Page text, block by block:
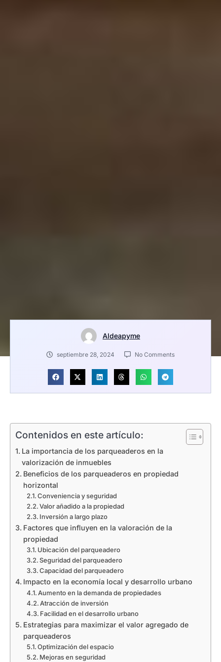
Aldeapyme
septiembre 28, 2024 No Comments
Contenidos en este artículo:
La importancia de los parqueaderos en la
valorización de inmuebles
Beneficios de los parqueaderos en propiedad
horizontal
Conveniencia y seguridad
Valor añadido a la propiedad
Inversión a largo plazo
Factores que influyen en la valoración de la
propiedad
Ubicación del parqueadero
Seguridad del parqueadero
Capacidad del parqueadero
Impacto en la economía local y desarrollo urbano
Aumento en la demanda de propiedades
Atracción de inversión
Facilidad en el desarrollo urbano
Estrategias para maximizar el valor agregado de
parqueaderos
Optimización del espacio
Mejoras en seguridad